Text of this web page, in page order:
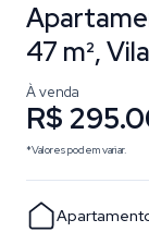
47 m²,
À venda
R$
*Valores podem variar.